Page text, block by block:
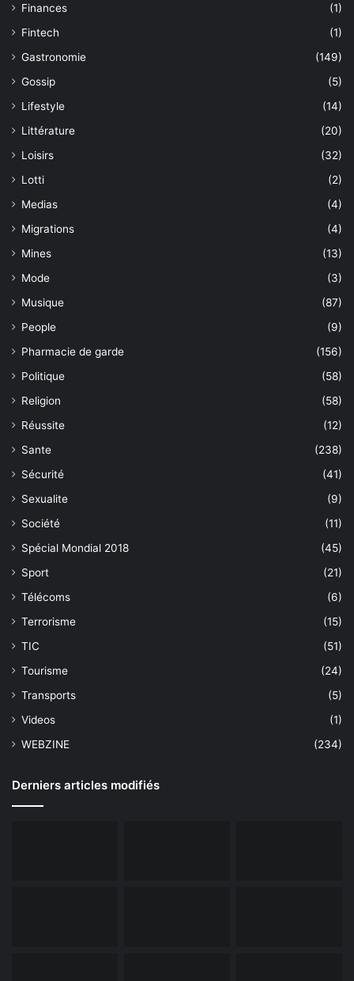
Finances
(1)
Fintech
(1)
Gastronomie
(149)
Gossip
(5)
Lifestyle
(14)
Littérature
(20)
Loisirs
(32)
Lotti
(2)
Medias
(4)
Migrations
(4)
Mines
(13)
Mode
(3)
Musique
(87)
People
(9)
Pharmacie de garde
(156)
Politique
(58)
Religion
(58)
Réussite
(12)
Sante
(238)
Sécurité
(41)
Sexualite
(9)
Société
(11)
Spécial Mondial 2018
(45)
Sport
(21)
Télécoms
(6)
Terrorisme
(15)
TIC
(51)
Tourisme
(24)
Transports
(5)
Videos
(1)
WEBZINE
(234)
Derniers articles modifiés